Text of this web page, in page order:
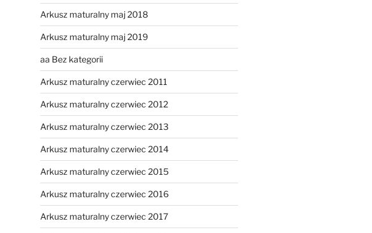
Arkusz maturalny maj 2018
Arkusz maturalny maj 2019
aa Bez kategorii
Arkusz maturalny czerwiec 2011
Arkusz maturalny czerwiec 2012
Arkusz maturalny czerwiec 2013
Arkusz maturalny czerwiec 2014
Arkusz maturalny czerwiec 2015
Arkusz maturalny czerwiec 2016
Arkusz maturalny czerwiec 2017